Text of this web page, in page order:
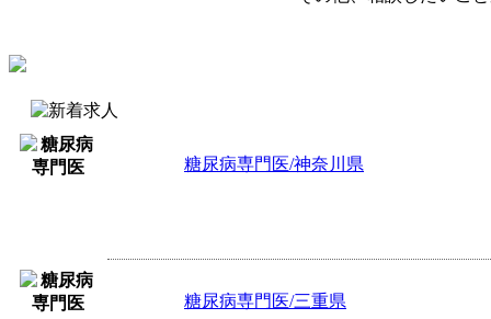
糖尿病専門医/神奈川県
糖尿病専門医/三重県